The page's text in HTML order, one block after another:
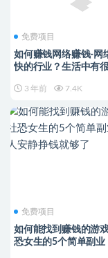
免费项目
如何赚钱网络赚钱-网
快的行业？生活中有
3 年前 7.4K
免费项目
如何能找到赚钱的游
恐女生的5个简单副业